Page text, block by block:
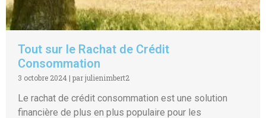
Tout sur le Rachat de Crédit
Consommation
3 octobre 2024 | par julienimbert2
Le rachat de crédit consommation est une solution
financière de plus en plus populaire pour les